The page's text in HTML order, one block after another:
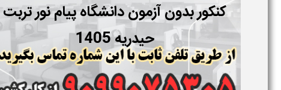
کنکور بدون آزمون دانشگاه پیام نورتربت
حیدریه 1405